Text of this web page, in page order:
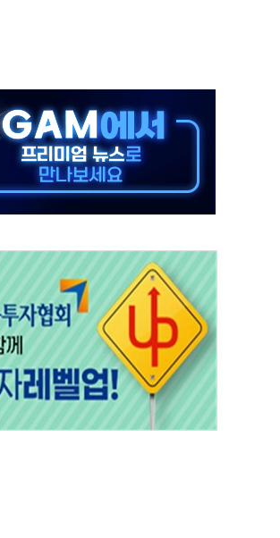
번째·42일 만 도발
카르텔이 습득해 전투 활용
동자 숨져